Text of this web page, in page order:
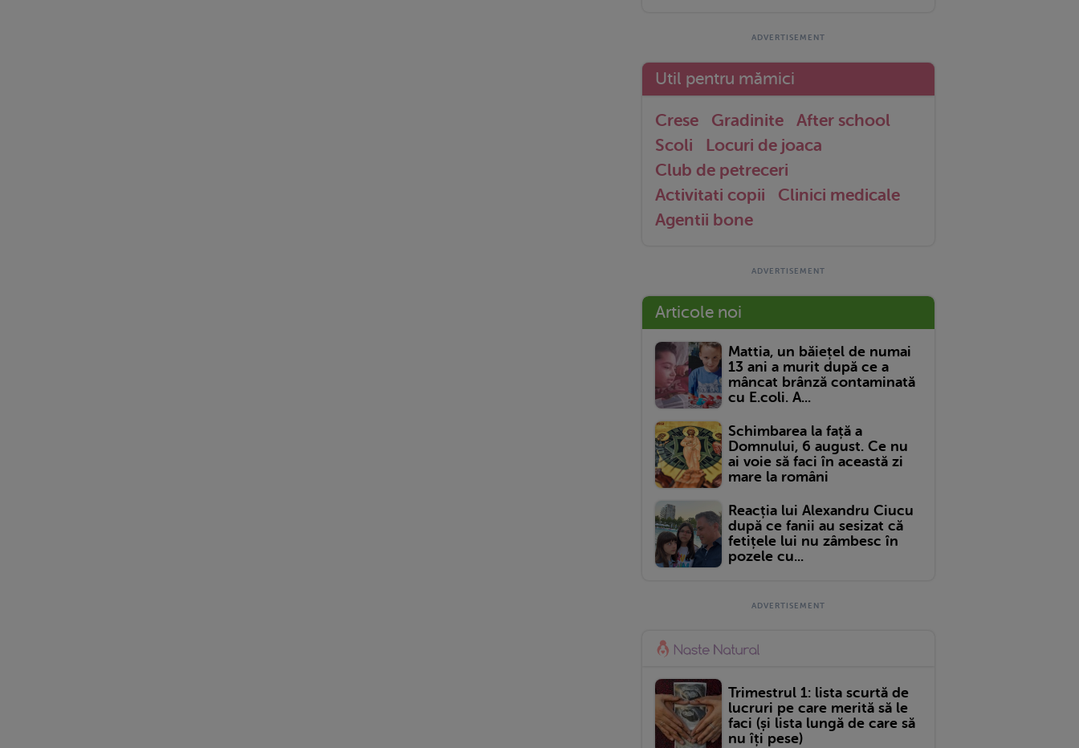
Util pentru mămici
Crese Gradinite
After school
Scoli
Locuri de joaca
Club de petreceri
Activitati copii
Clinici medicale
Agentii bone
Articole noi
Mattia, un băiețel de numai
13 ani a murit după ce a
mâncat brânză contaminată
cu E.coli. A...
Schimbarea la față a
Domnului, 6 august. Ce nu
ai voie să faci în această zi
mare la români
Reacția lui Alexandru Ciucu
după ce fanii au sesizat că
fetițele lui nu zâmbesc în
pozele cu...
Trimestrul 1: lista scurtă de
lucruri pe care merită să le
faci (și lista lungă de care să
nu îți pese)